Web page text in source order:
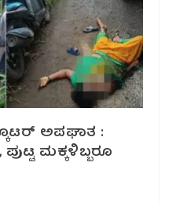
ಅಪಘಾತ :
ಮಕ್ಕಳಿಬ್ಬರೂ